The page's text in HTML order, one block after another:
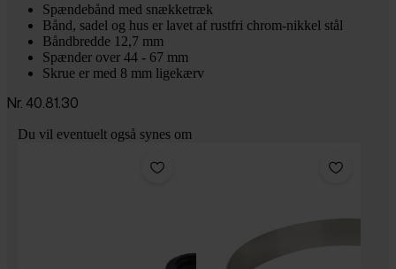
Spændebånd med snækketræk
Bånd, sadel og hus er lavet af rustfri chrom-nikkel stål
Båndbredde 12,7 mm
Spænder over 44 - 67 mm
Skrue er med 8 mm ligekærv
Nr. 40.81.30
Du vil eventuelt også synes om